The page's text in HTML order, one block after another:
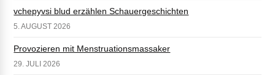
vchepyvsi blud erzählen Schauergeschichten
5. AUGUST 2026
Provozieren mit Menstruationsmassaker
29. JULI 2026